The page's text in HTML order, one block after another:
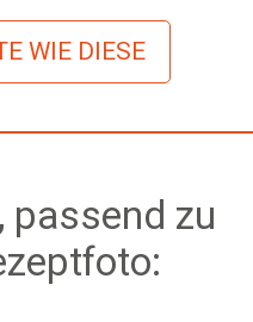
WIE DIESE
passend zu